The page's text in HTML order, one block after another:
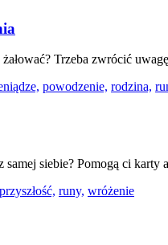
Trzeba zwrócić
powodzenie, rodzina,
samej siebie? Pomogą ci karty
przyszłość, runy, wróżenie